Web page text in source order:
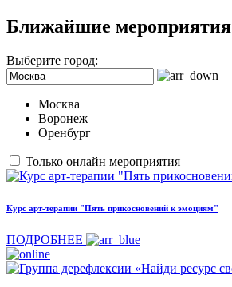
Ближайшие мероприятия
Выберите город:
Москва
Воронеж
Оренбург
Только онлайн мероприятия
Курс арт-терапии "Пять прикосновений к эмоциям"
ПОДРОБНЕЕ